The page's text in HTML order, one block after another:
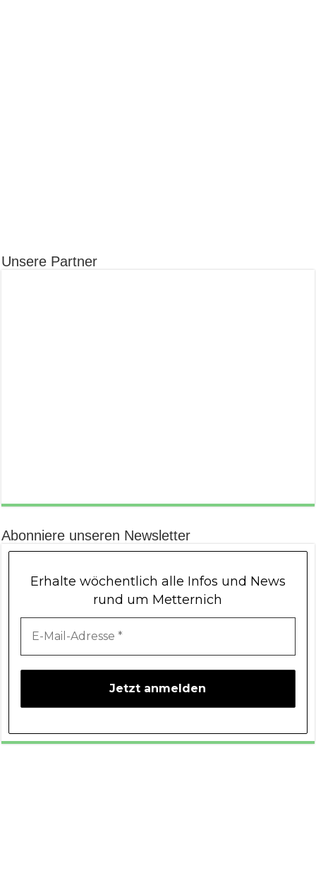
Unsere Partner
Abonniere unseren Newsletter
Erhalte wöchentlich alle Infos und News
rund um Metternich